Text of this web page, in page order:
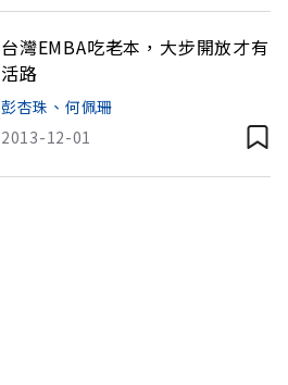
台灣EMBA吃老本，大步開放才有
活路
彭杏珠、何佩珊
2013-12-01